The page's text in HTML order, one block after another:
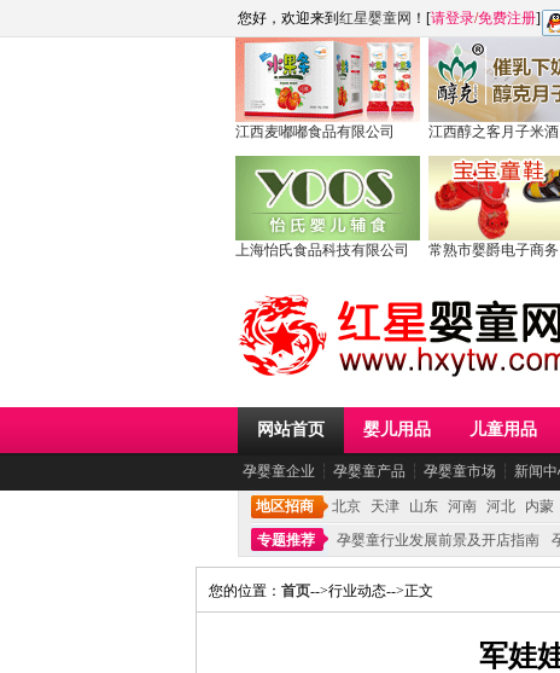
您好，欢迎来到 红星婴童网 ！[请登录/免费注册]
江西麦嘟嘟食品有限公司 江西醇之客月子米酒
上海怡氏食品科技有限公司 常熟市婴爵电子商务
网站首页 婴儿用品 儿童用品
孕婴童企业 ┆ 孕婴童产品 ┆ 孕婴童市场 ┆ 新闻
地区招商 北京 天津 山东 河南 河北 内蒙
专题推荐
孕婴童行业发展前景及开店指南
您的位置： 首页-->行业动态-->正文
军娃